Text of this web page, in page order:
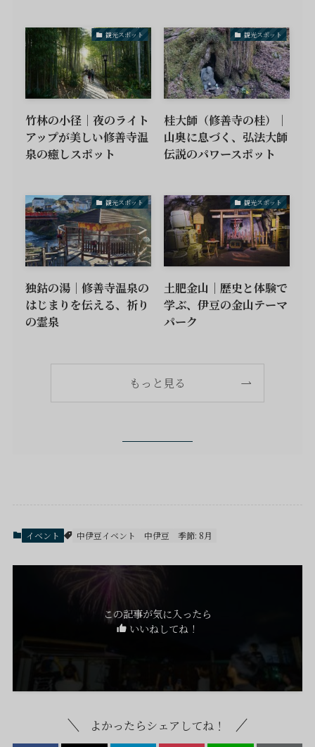
観光スポット
竹林の小径｜夜のライト
アップが美しい修善寺温
泉の癒しスポット
観光スポット
桂大師（修善寺の桂）｜
山奥に息づく、弘法大師
伝説のパワースポット
観光スポット
独鈷の湯｜修善寺温泉の
はじまりを伝える、祈り
の霊泉
観光スポット
土肥金山｜歴史と体験で
学ぶ、伊豆の金山テーマ
パーク
もっと見る
イベント 中伊豆イベント 中伊豆 季節: 8月
この記事が気に入ったら
いいねしてね！
よかったらシェアしてね！